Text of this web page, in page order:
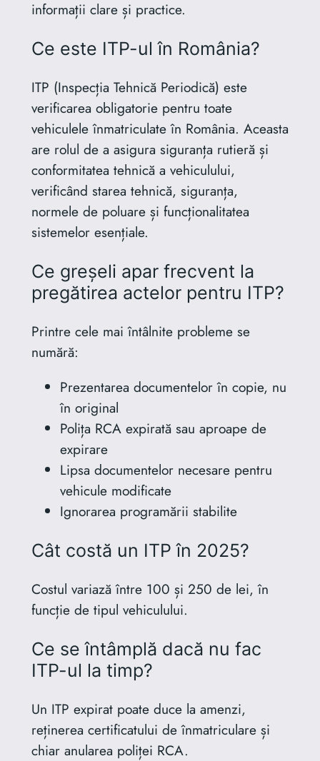
informații clare și practice.
Ce este ITP-ul în România?
ITP (Inspecția Tehnică Periodică) este
verificarea obligatorie pentru toate
vehiculele înmatriculate în România. Aceasta
are rolul de a asigura siguranța rutieră și
conformitatea tehnică a vehiculului,
verificând starea tehnică, siguranța,
normele de poluare și funcționalitatea
sistemelor esențiale.
Ce greșeli apar frecvent la
pregătirea actelor pentru ITP?
Printre cele mai întâlnite probleme se
numără:
Prezentarea documentelor în copie, nu
în original
Polița RCA expirată sau aproape de
expirare
Lipsa documentelor necesare pentru
vehicule modificate
Ignorarea programării stabilite
Cât costă un ITP în 2025?
Costul variază între 100 și 250 de lei, în
funcție de tipul vehiculului.
Ce se întâmplă dacă nu fac
ITP-ul la timp?
Un ITP expirat poate duce la amenzi,
reținerea certificatului de înmatriculare și
chiar anularea poliței RCA.